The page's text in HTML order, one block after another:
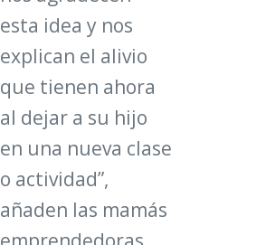
esta idea y nos
explican el alivio
que tienen ahora
al dejar a su hijo
en una nueva clase
o actividad”,
añaden las mamás